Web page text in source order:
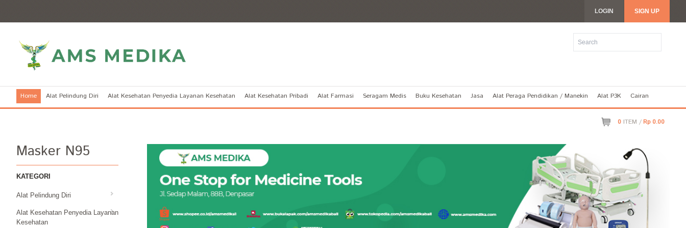
LOGIN SIGN UP
Home Alat Pelindung Diri Alat Kesehatan Penyedia Layanan Kesehatan Alat Kesehatan Pribadi Alat Farmasi Seragam Medis Buku Kesehatan Jasa Alat Peraga Pendidikan / Manekin Alat P3K Cairan
0 ITEM /Rp 0.00
Masker N95
KATEGORI
Alat Pelindung Diri
Alat Kesehatan Penyedia Layanan
Kesehatan